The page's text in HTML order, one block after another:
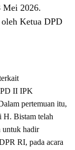
Mei 2026.
Ketua DPD
II IPK
pertemuan itu,
H. Bistam telah
untuk hadir
RI, pada acara